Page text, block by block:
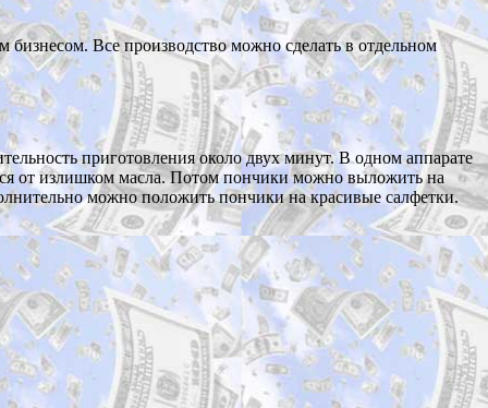
Все производство можно сделать в отдельном
приготовления около двух минут. В одном аппарате
от излишком масла. Потом пончики можно выложить на
можно положить пончики на красивые салфетки.